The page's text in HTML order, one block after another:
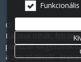
© 2026 Minden jog
Katonai ruhák,
paintball kiegészítők
a szerződéstől